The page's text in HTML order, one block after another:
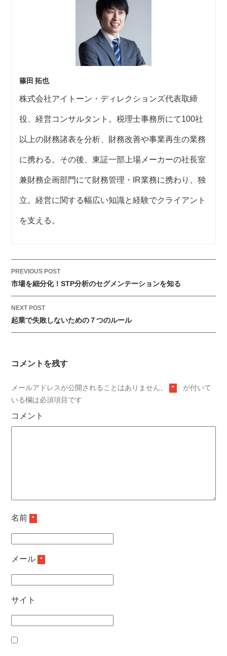
篠田 拓也
株式会社アイトーン・ディレクションズ代表取締
役、経営コンサルタント。税理士事務所にて100社
以上の財務諸表を分析、財務改善や事業再生の業務
に携わる。その後、東証一部上場メーカーの社長室
兼財務企画部門にて財務管理・IR業務に携わり、独
立。経営に関する幅広い知識と経験でクライアント
を支える。
PREVIOUS POST
市場を細分化！STP分析のセグメンテーションを知る
NEXT POST
起業で失敗しないための７つのルール
コメントを残す
メールアドレスが公開されることはありません。 *
が付いて
いる欄は必須項目です
コメント
名前 *
メール *
サイト